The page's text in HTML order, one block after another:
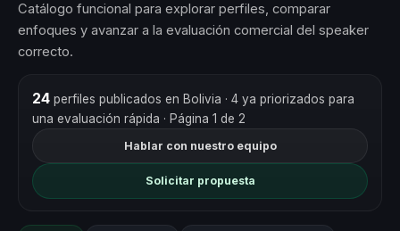
Catálogo funcional para explorar perfiles, comparar
enfoques y avanzar a la evaluación comercial del speaker
correcto.
24perfiles publicados en Bolivia · 4 ya priorizados para
una evaluación rápida · Página 1 de 2
Hablar con nuestro equipo
Solicitar propuesta